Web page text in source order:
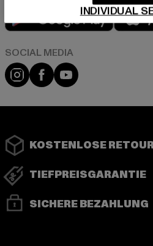
Play
Instagram
FacebookYouTube
KOSTENLOSE
TIEFPREISGARANTIE
SICHERE BEZAHLUNG
INDIVIDUAL